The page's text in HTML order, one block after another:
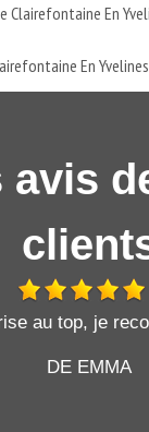
Clairefontaine En
En
avis
au top, je
DE EMMA